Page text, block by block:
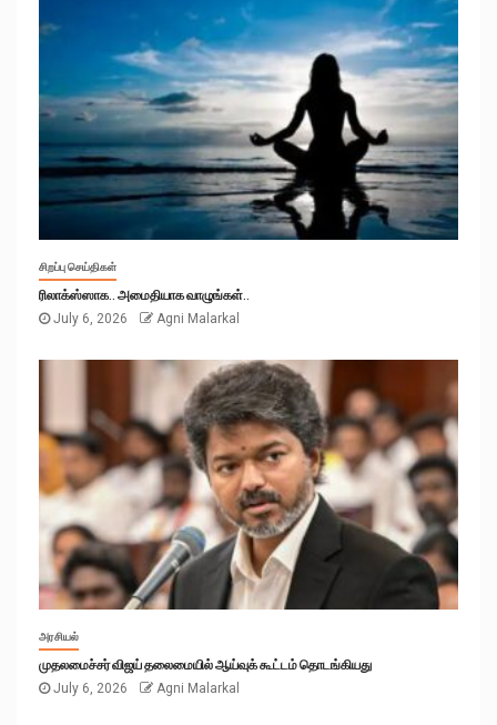
சிறப்பு செய்திகள்
ரிலாக்ஸ்ஸாக.. அமைதியாக வாழுங்கள்..
July 6, 2026
Agni Malarkal
அரசியல்
முதலமைச்சர் விஜய் தலைமையில் ஆய்வுக் கூட்டம் தொடங்கியது
July 6, 2026
Agni Malarkal